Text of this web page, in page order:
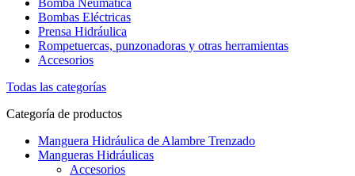
Bombas Eléctricas
Prensa Hidráulica
Rompetuercas, punzonadoras y otras herramientas
Accesorios
Todas las categorías
Categoría de productos
Manguera Hidráulica de Alambre Trenzado
Mangueras Hidráulicas
Accesorios